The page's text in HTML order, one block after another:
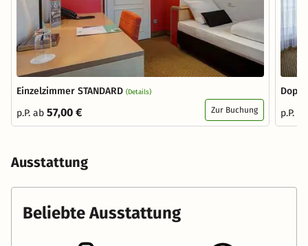
Einzelzimmer STANDARD (Details)
p.P. ab 57,00 € Zur Buchung
p.P.
Ausstattung
Beliebte Ausstattung